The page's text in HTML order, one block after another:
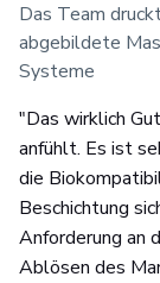
Das Team
abgebildete
Systeme
"Das wirklich
anfühlt. Es ist
die
Beschichtung
Anforderung an
Ablösen des